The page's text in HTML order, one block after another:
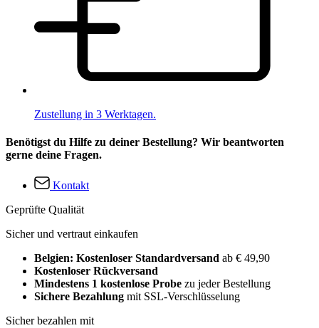
Zustellung in 3 Werktagen.
Benötigst du Hilfe zu deiner Bestellung? Wir beantworten
gerne deine Fragen.
Kontakt
Geprüfte Qualität
Sicher und vertraut einkaufen
Belgien: Kostenloser Standardversand ab € 49,90
Kostenloser Rückversand
Mindestens 1 kostenlose Probe zu jeder Bestellung
Sichere Bezahlung mit SSL-Verschlüsselung
Sicher bezahlen mit